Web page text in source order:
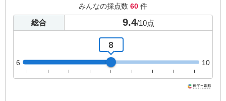
みんなの採点数 60 件
総合 9.4/10点
6
8
10